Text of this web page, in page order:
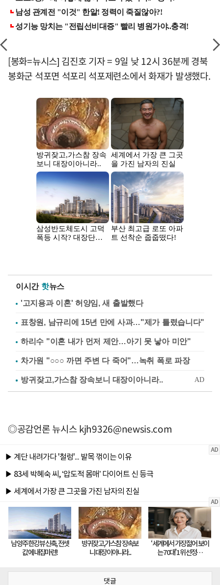
[봉화=뉴시스] 김진호 기자 = 9일 낮 12시 36분께 경북
봉화군 석포면 석포리 석포제련소에서 화재가 발생했다.
이시간 핫뉴스
'고지용과 이혼' 허양임, 새 출발했다
표창원, 남규리에 15년 만에 사과…"제가 틀렸습니다"
하리수 "이혼 내가 먼저 제안…아기 못 낳아 미안"
차가원 "○○○ 까면 주변 다 죽어"…녹취 폭로 파장
◎공감언론 뉴시스kjh9326@newsis.com
댓글